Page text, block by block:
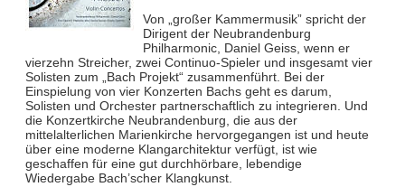
Von „großer Kammermusik” spricht der
Dirigent der Neubrandenburg
Philharmonic, Daniel Geiss, wenn er
vierzehn Streicher, zwei Continuo-Spieler und insgesamt vier
Solisten zum „Bach Projekt“ zusammenführt. Bei der
Einspielung von vier Konzerten Bachs geht es darum,
Solisten und Orchester partnerschaftlich zu integrieren. Und
die Konzertkirche Neubrandenburg, die aus der
mittelalterlichen Marienkirche hervorgegangen ist und heute
über eine moderne Klangarchitektur verfügt, ist wie
geschaffen für eine gut durchhörbare, lebendige
Wiedergabe Bach’scher Klangkunst.